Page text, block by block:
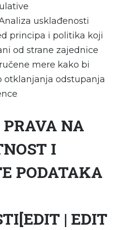
usklađenosti
principa i politika koji
od strane zajednice
mere kako bi
otklanjanja odstupanja
PRAVA NA
I
PODATAKA
[EDIT | EDIT